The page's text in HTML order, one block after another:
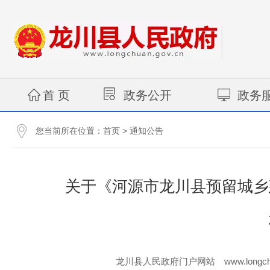
首 页 政务公开 政务
您当前所在位置： 首页 > 通知公告
关于《河源市龙川县预留城
龙川县人民政府门户网站